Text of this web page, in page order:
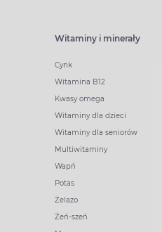
Witaminy i minerały
Cynk
Witamina B12
Kwasy omega
Witaminy dla dzieci
Witaminy dla seniorów
Multiwitaminy
Wapń
Potas
Żelazo
Żeń-szeń